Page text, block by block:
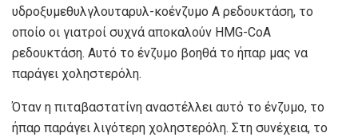
υδροξυμεθυλγλουταρυλ-κοένζυμο Α ρεδουκτάση, το
οποίο οι γιατροί συχνά αποκαλούν HMG-CoA
ρεδουκτάση. Αυτό το ένζυμο βοηθά το ήπαρ μας να
παράγει χοληστερόλη.
Όταν η πιταβαστατίνη αναστέλλει αυτό το ένζυμο, το
ήπαρ παράγει λιγότερη χοληστερόλη. Στη συνέχεια, το